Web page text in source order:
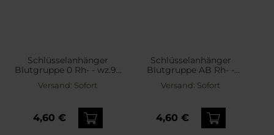
Schlüsselanhänger
Blutgruppe 0 Rh- - wz.93
Pantera PL Woodland
Versand: Sofort
4,60 €
Schlüsselanhänger
Blutgruppe AB Rh- -
wz.93 Pantera PL
Woodland
Versand: Sofort
4,60 €